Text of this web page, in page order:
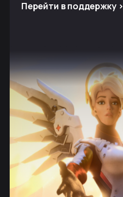
Перейти в поддержку >